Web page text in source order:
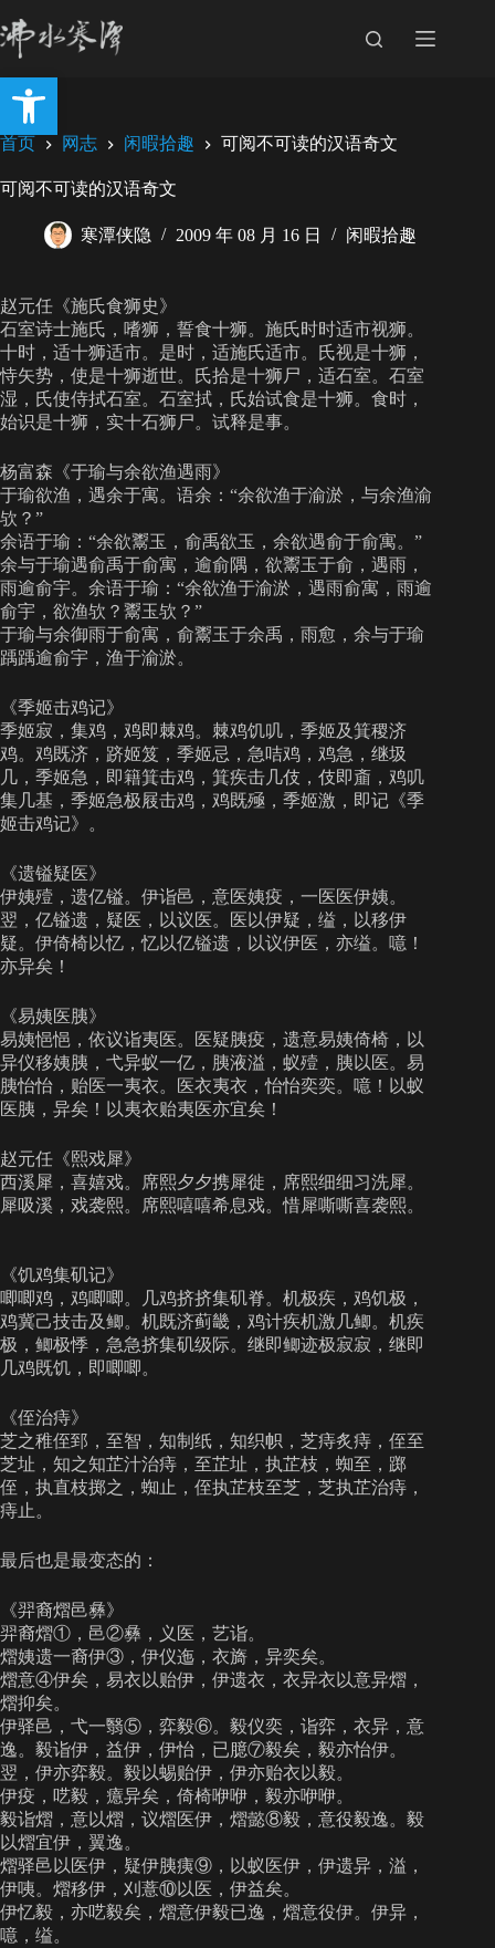
打开工具栏
至
容
首页 网志 闲暇拾趣 可阅不可读的汉语奇文
可阅不可读的汉语奇文
寒潭侠隐 2009 年 08 月 16 日 闲暇拾趣
赵元任《施氏食狮史》
石室诗士施氏，嗜狮，誓食十狮。施氏时时适市视狮。
十时，适十狮适市。是时，适施氏适市。氏视是十狮，
恃矢势，使是十狮逝世。氏拾是十狮尸，适石室。石室
湿，氏使侍拭石室。石室拭，氏始试食是十狮。食时，
始识是十狮，实十石狮尸。试释是事。
杨富森《于瑜与余欲渔遇雨》
于瑜欲渔，遇余于寓。语余：“余欲渔于渝淤，与余渔渝
欤？”
余语于瑜：“余欲鬻玉，俞禹欲玉，余欲遇俞于俞寓。”
余与于瑜遇俞禹于俞寓，逾俞隅，欲鬻玉于俞，遇雨，
雨逾俞宇。余语于瑜：“余欲渔于渝淤，遇雨俞寓，雨逾
俞宇，欲渔欤？鬻玉欤？”
于瑜与余御雨于俞寓，俞鬻玉于余禹，雨愈，余与于瑜
踽踽逾俞宇，渔于渝淤。
《季姬击鸡记》
季姬寂，集鸡，鸡即棘鸡。棘鸡饥叽，季姬及箕稷济
鸡。鸡既济，跻姬笈，季姬忌，急咭鸡，鸡急，继圾
几，季姬急，即籍箕击鸡，箕疾击几伎，伎即齑，鸡叽
集几基，季姬急极屐击鸡，鸡既殛，季姬激，即记《季
姬击鸡记》。
《遗镒疑医》
伊姨殪，遗亿镒。伊诣邑，意医姨疫，一医医伊姨。
翌，亿镒遗，疑医，以议医。医以伊疑，缢，以移伊
疑。伊倚椅以忆，忆以亿镒遗，以议伊医，亦缢。噫！
亦异矣！
《易姨医胰》
易姨悒悒，依议诣夷医。医疑胰疫，遗意易姨倚椅，以
异仪移姨胰，弋异蚁一亿，胰液溢，蚁殪，胰以医。易
胰怡怡，贻医一夷衣。医衣夷衣，怡怡奕奕。噫！以蚁
医胰，异矣！以夷衣贻夷医亦宜矣！
赵元任《熙戏犀》
西溪犀，喜嬉戏。席熙夕夕携犀徙，席熙细细习洗犀。
犀吸溪，戏袭熙。席熙嘻嘻希息戏。惜犀嘶嘶喜袭熙。
《饥鸡集矶记》
唧唧鸡，鸡唧唧。几鸡挤挤集矶脊。机极疾，鸡饥极，
鸡冀己技击及鲫。机既济蓟畿，鸡计疾机激几鲫。机疾
极，鲫极悸，急急挤集矶级际。继即鲫迹极寂寂，继即
几鸡既饥，即唧唧。
《侄治痔》
芝之稚侄郅，至智，知制纸，知织帜，芝痔炙痔，侄至
芝址，知之知芷汁治痔，至芷址，执芷枝，蜘至，踯
侄，执直枝掷之，蜘止，侄执芷枝至芝，芝执芷治痔，
痔止。
最后也是最变态的：
《羿裔熠邑彝》
羿裔熠①，邑②彝，义医，艺诣。
熠姨遗一裔伊③，伊仪迤，衣旖，异奕矣。
熠意④伊矣，易衣以贻伊，伊遗衣，衣异衣以意异熠，
熠抑矣。
伊驿邑，弋一翳⑤，弈毅⑥。毅仪奕，诣弈，衣异，意
逸。毅诣伊，益伊，伊怡，已臆⑦毅矣，毅亦怡伊。
翌，伊亦弈毅。毅以蜴贻伊，伊亦贻衣以毅。
伊疫，呓毅，癔异矣，倚椅咿咿，毅亦咿咿。
毅诣熠，意以熠，议熠医伊，熠懿⑧毅，意役毅逸。毅
以熠宜伊，翼逸。
熠驿邑以医伊，疑伊胰痍⑨，以蚁医伊，伊遗异，溢，
伊咦。熠移伊，刈薏⑩以医，伊益矣。
伊忆毅，亦呓毅矣，熠意伊毅已逸，熠意役伊。伊异，
噫，缢。